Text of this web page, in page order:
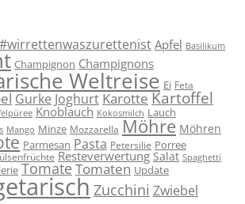
#wirrettenwaszurettenist Apfel Basilikum
Champignon Champignons
Weltreise Ei Feta
Gurke Joghurt Karotte Kartoffel
Knoblauch Kokosmilch Lauch
Mango Minze Mozzarella Möhre Möhren
Parmesan Pasta Petersilie Porree
Resteverwertung Salat Spaghetti
TomateTomaten Update
Zucchini Zwiebel